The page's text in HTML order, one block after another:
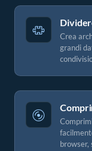
Crea
grandi
browser,